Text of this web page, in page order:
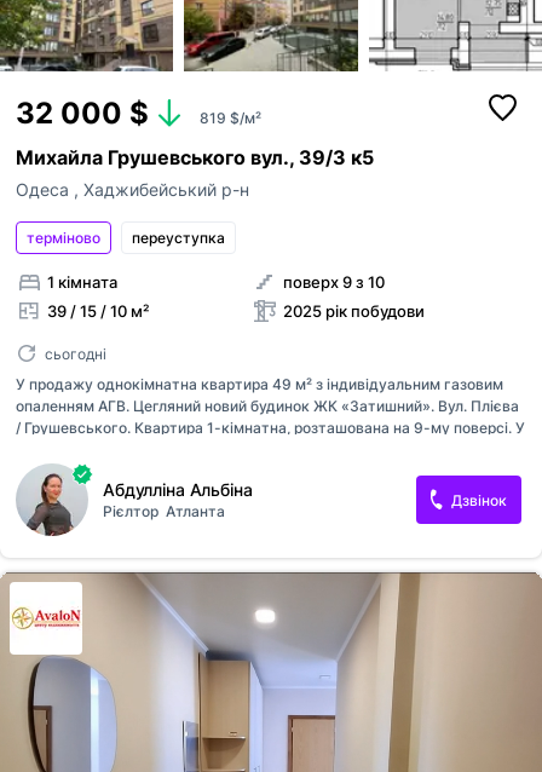
32 000 $ 819 $/м²
Михайла Грушевського вул., 39/3 к5
Одеса , Хаджибейський р-н
терміново переуступка
1 кімната
39 / 15 / 10 м²
поверх 9 з 10
2025 рік побудови
сьогодні
У продажу однокімнатна квартира 49 м² з індивідуальним газовим
опаленням АГВ. Цегляний новий будинок ЖК «Затишний». Вул. Плієва
/ Грушевського. Квартира 1-кімнатна, розташована на 9-му поверсі. У
Основні переваги будинку — це низька поверховість, цегляні товсті
стіни, газ та індивідуальне опалення АГВ. Велике зелене подвір'я, є
паркувальні місця. Поруч чудова транспортна розв'язка, продуктовий
ринок та супермаркет. Школа та садок. Переуступка. Телефонуйте!
Код об'єкта: 471505
Абдулліна Альбіна
Рієлтор Атланта
Дзвінок